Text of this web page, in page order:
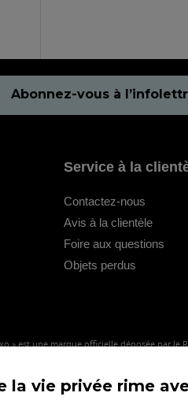
Abonnez-vous à
Service à la
Contactez-nous
Avis à la clientèle
Foire aux questions
Objets perdus
» est une marque officielle déposée par
la vie privée rime